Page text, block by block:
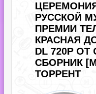
РУССКОЙ
ПРЕМИИ
КРАСНАЯ
DL 720P ОТ
СБОРНИК
ТОРРЕНТ